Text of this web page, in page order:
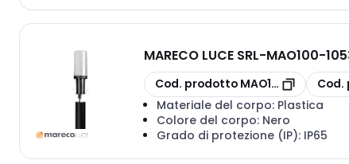
MARECO LUCE SRL-MAO100-
copia
Cod. prodotto MAO100-1053101N
copia
Materiale del corpo: Plastica
Colore del corpo: Nero
Grado di protezione (IP): IP65